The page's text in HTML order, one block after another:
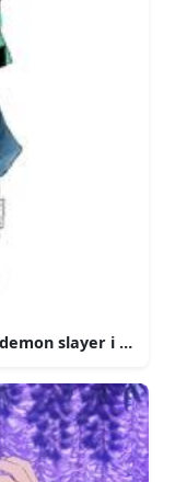
slayer i